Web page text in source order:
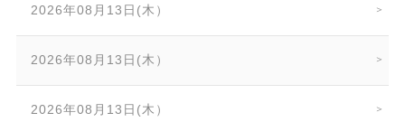
2026年08月13日(木）
2026年08月13日(木）
2026年08月13日(木）